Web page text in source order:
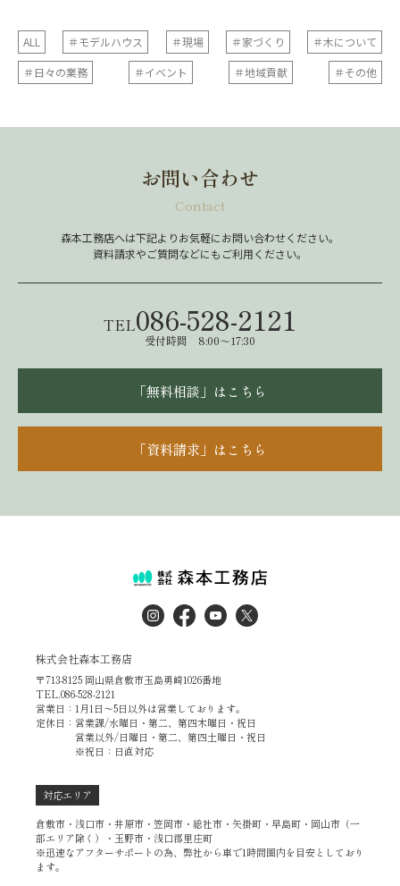
ALL ＃モデルハウス ＃現場 ＃家づくり
＃木について
＃日々の業務
＃イベント ＃地域貢献 ＃その他
お問い合わせ
Contact
森本工務店へは下記よりお気軽にお問い合わせください。
資料請求やご質問などにもご利用ください。
TEL086-528-2121
受付時間 8:00～17:30
「無料相談」はこちら
「資料請求」はこちら
株式会社森本工務店
〒713-8125 岡山県倉敷市玉島勇崎1026番地
TEL.086-528-2121
営業日：1月1日～5日以外は営業しております。
定休日：営業課/水曜日・第二、第四木曜日・祝日
営業以外/日曜日・第二、第四土曜日・祝日
※祝日：日直対応
対応エリア
倉敷市・浅口市・井原市・笠岡市・総社市・矢掛町・早島町・岡山市（一
部エリア除く）・玉野市・浅口郡里庄町
※迅速なアフターサポートの為、弊社から車で1時間圏内を目安としており
ます。